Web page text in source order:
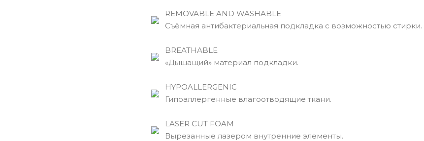
REMOVABLE AND WASHABLE
Съёмная антибактериальная подкладка с возможностью стирки.
BREATHABLE
«Дышащий» материал подкладки.
HYPOALLERGENIC
Гипоаллергенные влагоотводящие ткани.
LASER CUT FOAM
Вырезанные лазером внутренние элементы.